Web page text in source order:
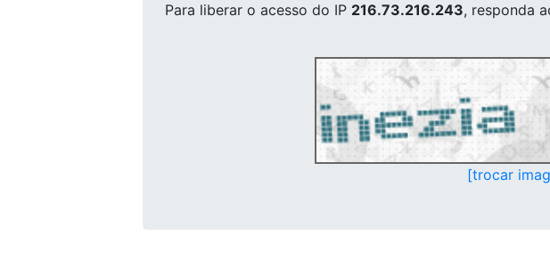
Para liberar o acesso do IP 216.73.216.243, responda
[trocar